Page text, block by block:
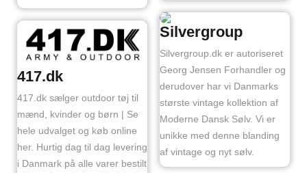
417.dk
417.dk sælger outdoor tøj til
mænd, kvinder og børn | Se
hele udvalget og køb online
her. Hurtig dag til dag levering
i Danmark på alle varer bestilt
Silvergroup
Silvergroup.dk er autoriseret
Georg Jensen Forhandler og
derudover har vi Danmarks
største vintage kollektion af
Moderne Dansk Sølv. Vi er
unikke med denne blanding
af vintage og nyt sølv.